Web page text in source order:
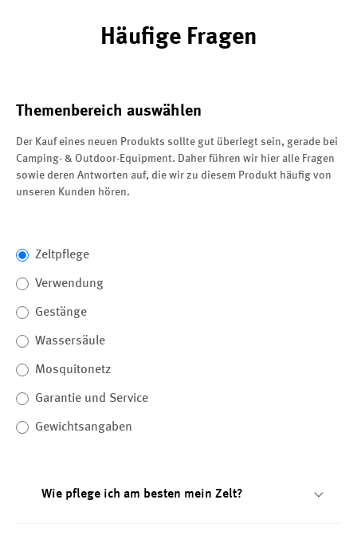
Häufige Fragen
Themenbereich auswählen
Der Kauf eines neuen Produkts sollte gut überlegt sein, gerade bei
Camping- & Outdoor-Equipment. Daher führen wir hier alle Fragen
sowie deren Antworten auf, die wir zu diesem Produkt häufig von
unseren Kunden hören.
Zeltpflege
Verwendung
Gestänge
Wassersäule
Mosquitonetz
Garantie und Service
Gewichtsangaben
Wie pflege ich am besten mein Zelt?